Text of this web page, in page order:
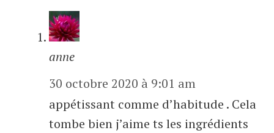
anne
30 octobre 2020 à 9:01 am
appétissant comme d’habitude . Cela
tombe bien j’aime ts les ingrédients